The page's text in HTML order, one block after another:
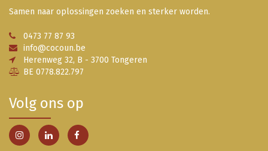
Samen naar oplossingen zoeken en sterker worden.
0473 77 87 93
info@cocoun.be
Herenweg 32, B - 3700 Tongeren
BE 0778.822.797
Volg ons op